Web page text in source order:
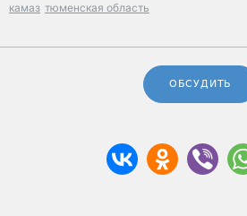
камаз тюменская область
ОБСУДИТЬ